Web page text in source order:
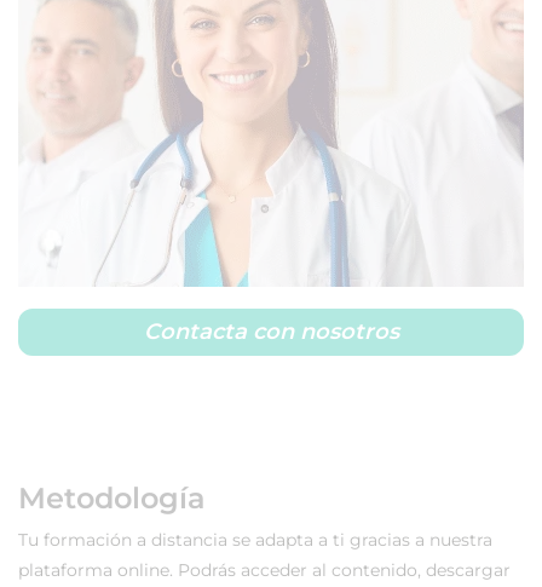
Contacta con nosotros
Metodología
Tu formación a distancia se adapta a ti gracias a nuestra
plataforma online. Podrás acceder al contenido, descargar